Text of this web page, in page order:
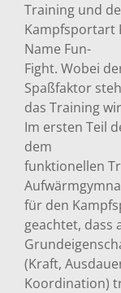
Training und
Kampfsportart
Name Fun-
Fight. Wobei
Spaßfaktor
das Training
Im ersten Teil
dem
funktionellen
für den
geachtet, dass
(Kraft,
Koordination)